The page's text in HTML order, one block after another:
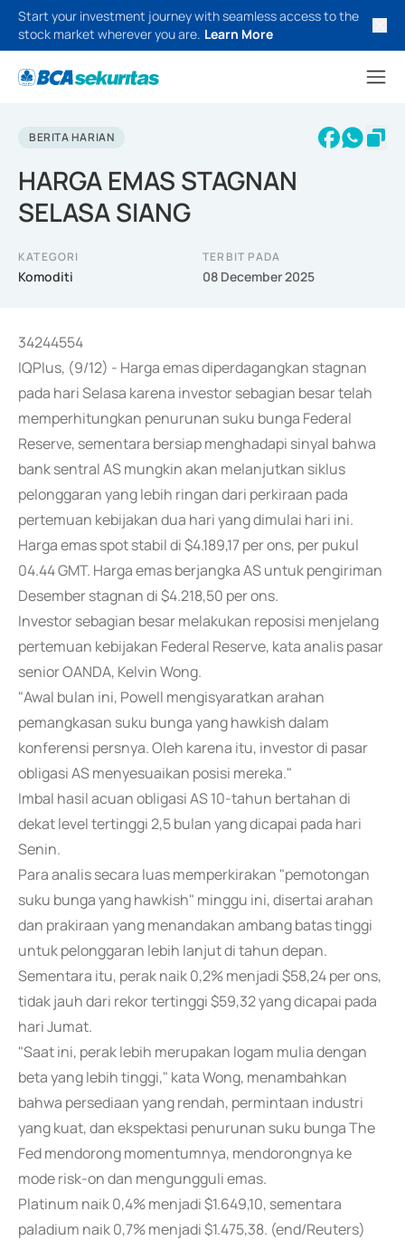
Start your investment journey with seamless access to the
stock market wherever you are. Learn More
BERITA HARIAN
HARGA EMAS STAGNAN
SELASA SIANG
KATEGORI
Komoditi
TERBIT PADA
08 December 2025
34244554
IQPlus, (9/12) - Harga emas diperdagangkan stagnan
pada hari Selasa karena investor sebagian besar telah
memperhitungkan penurunan suku bunga Federal
Reserve, sementara bersiap menghadapi sinyal bahwa
bank sentral AS mungkin akan melanjutkan siklus
pelonggaran yang lebih ringan dari perkiraan pada
pertemuan kebijakan dua hari yang dimulai hari ini.
Harga emas spot stabil di $4.189,17 per ons, per pukul
04.44 GMT. Harga emas berjangka AS untuk pengiriman
Desember stagnan di $4.218,50 per ons.
Investor sebagian besar melakukan reposisi menjelang
pertemuan kebijakan Federal Reserve, kata analis pasar
senior OANDA, Kelvin Wong.
"Awal bulan ini, Powell mengisyaratkan arahan
pemangkasan suku bunga yang hawkish dalam
konferensi persnya. Oleh karena itu, investor di pasar
obligasi AS menyesuaikan posisi mereka."
Imbal hasil acuan obligasi AS 10-tahun bertahan di
dekat level tertinggi 2,5 bulan yang dicapai pada hari
Senin.
Para analis secara luas memperkirakan "pemotongan
suku bunga yang hawkish" minggu ini, disertai arahan
dan prakiraan yang menandakan ambang batas tinggi
untuk pelonggaran lebih lanjut di tahun depan.
Sementara itu, perak naik 0,2% menjadi $58,24 per ons,
tidak jauh dari rekor tertinggi $59,32 yang dicapai pada
hari Jumat.
"Saat ini, perak lebih merupakan logam mulia dengan
beta yang lebih tinggi," kata Wong, menambahkan
bahwa persediaan yang rendah, permintaan industri
yang kuat, dan ekspektasi penurunan suku bunga The
Fed mendorong momentumnya, mendorongnya ke
mode risk-on dan mengungguli emas.
Platinum naik 0,4% menjadi $1.649,10, sementara
paladium naik 0,7% menjadi $1.475,38. (end/Reuters)